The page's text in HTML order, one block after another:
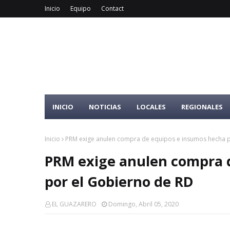
Inicio Equipo Contact
INICIO NOTICIAS LOCALES REGIONALES
Inicio PRM exige anulen compra de equipos e insumos hecha
PRM exige anulen
por el Gobierno de RD
EL GUAZARERO Domingo, Abril 05, 2020